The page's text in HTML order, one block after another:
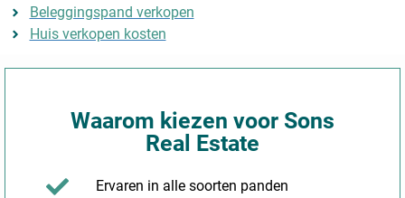
Beleggingspand verkopen
Huis verkopen kosten
Waarom kiezen voor Sons
Real Estate
Ervaren in alle soorten panden